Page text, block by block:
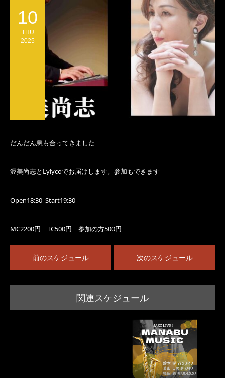
10
THU
2025
だんだん息も合ってきました
渥美尚志とLylycoでお届けします。参加もできます
Open18:30 Start19:30
MC2200円 TC500円 参加の方500円
前のスケジュール 次のスケジュール
関連スケジュール